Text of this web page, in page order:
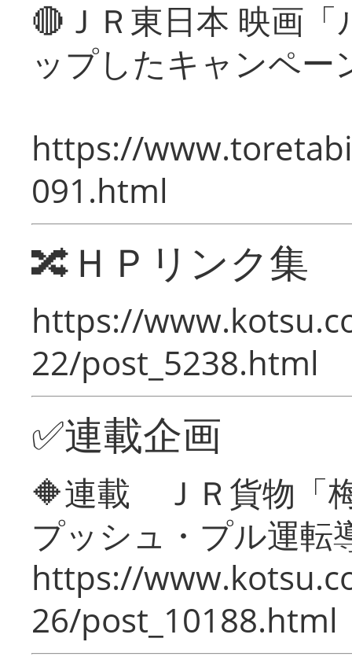
🔴ＪＲ東日本 映画
ップしたキャンペー
https://
091.html
🔀ＨＰリンク集
https://
22/post_5238.html
✅連載企画
🔶連載 ＪＲ貨物「
プッシュ・プル運転
https://
26/post_10188.html